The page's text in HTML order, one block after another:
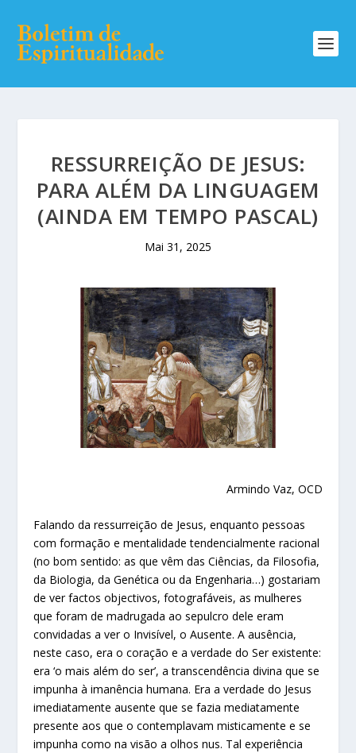
RESSURREIÇÃO DE JESUS:
PARA ALÉM DA LINGUAGEM
(AINDA EM TEMPO PASCAL)
Mai 31, 2025
Armindo Vaz, OCD
Falando da ressurreição de Jesus, enquanto pessoas
com formação e mentalidade tendencialmente racional
(no bom sentido: as que vêm das Ciências, da Filosofia,
da Biologia, da Genética ou da Engenharia…) gostariam
de ver factos objectivos, fotografáveis, as mulheres
que foram de madrugada ao sepulcro dele eram
convidadas a ver o Invisível, o Ausente. A ausência,
neste caso, era o coração e a verdade do Ser existente:
era ‘o mais além do ser’, a transcendência divina que se
impunha à imanência humana. Era a verdade do Jesus
imediatamente ausente que se fazia mediatamente
presente aos que o contemplavam misticamente e se
impunha como na visão a olhos nus. Tal experiência